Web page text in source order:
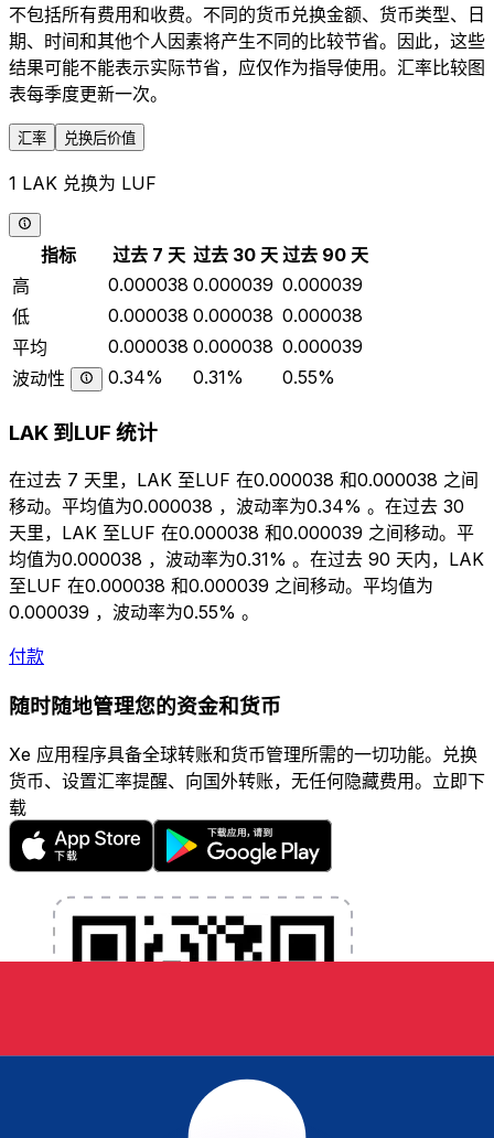
不包括所有费用和收费。不同的货币兑换金额、货币类型、日
期、时间和其他个人因素将产生不同的比较节省。因此，这些
结果可能不能表示实际节省，应仅作为指导使用。汇率比较图
表每季度更新一次。
汇率 兑换后价值
1 LAK 兑换为 LUF
指标 过去 7 天 过去 30 天 过去 90 天
高
0.000038 0.000039 0.000039
低
0.000038 0.000038 0.000038
平均
0.000038 0.000038 0.000039
波动性
0.34% 0.31% 0.55%
LAK 到LUF 统计
在过去 7 天里，LAK 至LUF 在0.000038 和0.000038 之间
移动。平均值为0.000038 ，波动率为0.34% 。在过去 30
天里，LAK 至LUF 在0.000038 和0.000039 之间移动。平
均值为0.000038 ，波动率为0.31% 。在过去 90 天内，LAK
至LUF 在0.000038 和0.000039 之间移动。平均值为
0.000039 ，波动率为0.55% 。
付款
随时随地管理您的资金和货币
Xe 应用程序具备全球转账和货币管理所需的一切功能。兑换
货币、设置汇率提醒、向国外转账，无任何隐藏费用。立即下
载